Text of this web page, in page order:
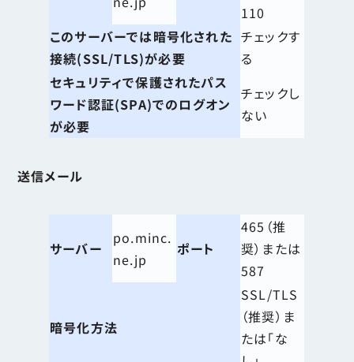
110
このサーバーでは暗号化された
接続(SSL/TLS)が必要
チェックす
る
セキュリティで保護されたパス
ワード認証(SPA)でのログオン
が必要
チェックし
ない
送信メール
サーバー
po.minc.
ne.jp
ポート
465（推
奨）または
587
暗号化方法
SSL/TLS
（推奨）ま
たは「な